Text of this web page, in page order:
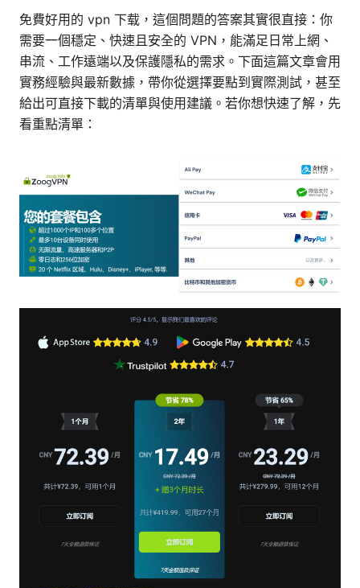
免費好用的 vpn 下载，這個問題的答案其實很直接：你
需要一個穩定、快速且安全的 VPN，能滿足日常上網、
串流、工作遠端以及保護隱私的需求。下面這篇文章會用
實務經驗與最新數據，帶你從選擇要點到實際測試，甚至
給出可直接下載的清單與使用建議。若你想快速了解，先
看重點清單：